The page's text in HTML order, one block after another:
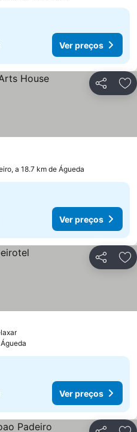
Ver preços
Partilhar
a 18.7 km de Águeda
Ver preços
Partilhar
Ver preços